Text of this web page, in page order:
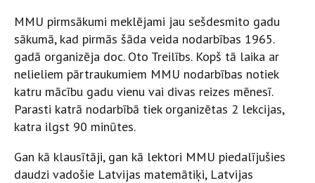
MMU pirmsākumi meklējami jau sešdesmito gadu
sākumā, kad pirmās šāda veida nodarbības 1965.
gadā organizēja doc. Oto Treilībs. Kopš tā laika ar
nelieliem pārtraukumiem MMU nodarbības notiek
katru mācību gadu vienu vai divas reizes mēnesī.
Parasti katrā nodarbībā tiek organizētas 2 lekcijas,
katra ilgst 90 minūtes.
Gan kā klausītāji, gan kā lektori MMU piedalījušies
daudzi vadošie Latvijas matemātiķi, Latvijas